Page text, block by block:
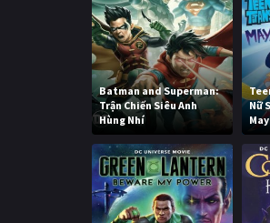
Batman and Superman:
Trận Chiến Siêu Anh
Hùng Nhí
Nữ